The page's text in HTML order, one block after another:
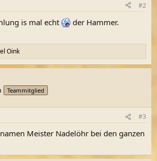
#2
is mal echt
der Hammer.
Oink
Teammitglied
#3
Meister Nadelöhr bei den ganzen